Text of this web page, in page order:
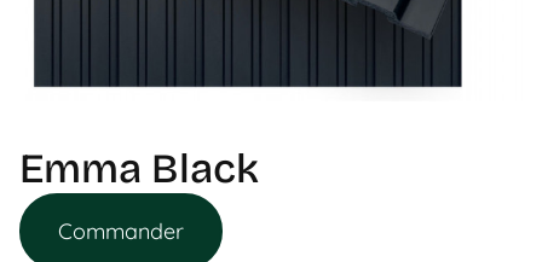
Emma Black
Commander